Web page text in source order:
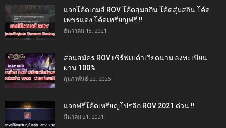
แจกโค้ดเกมส์ ROV โค้ดสุ่มสกิน โค้ดสุ่มสกิน โค้ด
เพชรแดง โค้ดเหรียญฟรี !!
ธันวาคม 18, 2021
สอนสมัคร ROV เซิร์ฟเบต้าเวียดนาม ลงทะเบียน
ผ่าน 100%
กุมภาพันธ์ 22, 2025
แจกฟรีโค้ดเหรียญโปรลีก ROV 2021 ด่วน !!
มีนาคม 21, 2021